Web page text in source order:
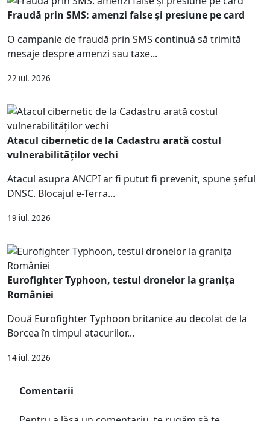
Fraudă prin SMS: amenzi false și presiune pe card
O campanie de fraudă prin SMS continuă să trimită
mesaje despre amenzi sau taxe...
22 iul. 2026
Atacul cibernetic de la Cadastru arată costul
vulnerabilităților vechi
Atacul asupra ANCPI ar fi putut fi prevenit, spune șeful
DNSC. Blocajul e-Terra...
19 iul. 2026
Eurofighter Typhoon, testul dronelor la granița
României
Două Eurofighter Typhoon britanice au decolat de la
Borcea în timpul atacurilor...
14 iul. 2026
Comentarii